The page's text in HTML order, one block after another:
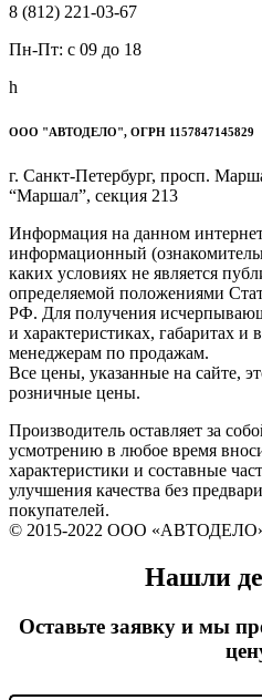
8 (812) 221-03-67
Пн-Пт: c 09 до 18
h
ООО "АВТОДЕЛО", ОГРН 1157847145829
г. Санкт-Петербург, просп.
“Маршал”, секция 213
Информация на данном
информационный
каких условиях не является
определяемой положениями
РФ. Для получения
и характеристиках, габаритах и
менеджерам по продажам.
Все цены, указанные на сайте,
розничные цены.
Производитель оставляет за
усмотрению в любое время
характеристики и составные
улучшения качества без
покупателей.
© 2015-2022 ООО
Нашли
Оставьте заявку и мы